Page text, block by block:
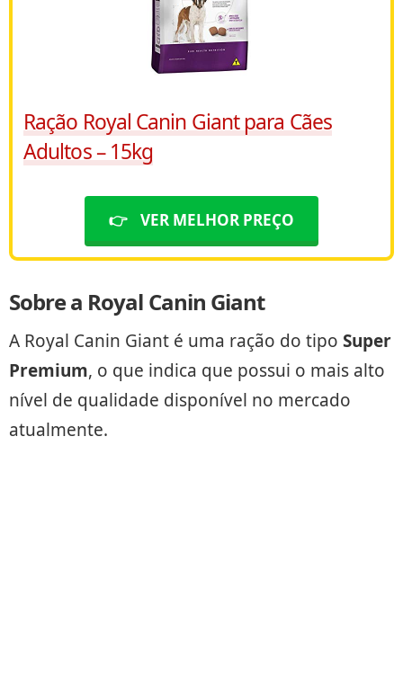
Ração Royal Canin Giant para Cães
Adultos – 15kg
👉 VER MELHOR PREÇO
Sobre a Royal Canin Giant
A Royal Canin Giant é uma ração do tipo Super
Premium, o que indica que possui o mais alto
nível de qualidade disponível no mercado
atualmente.